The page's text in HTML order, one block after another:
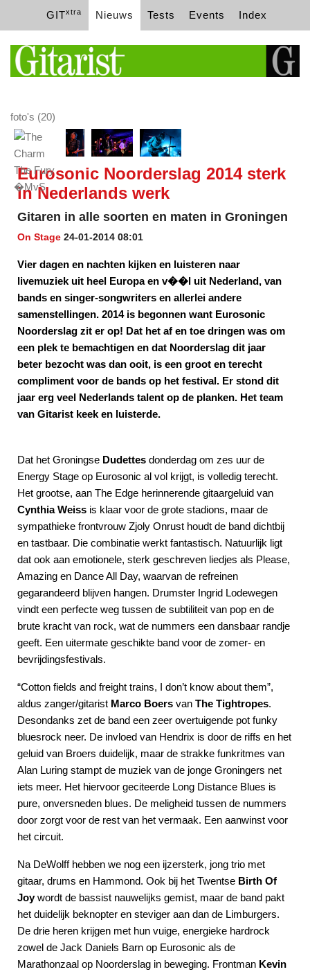
GITxtra Nieuws Tests Events Index
foto's (20)
Eurosonic Noorderslag 2014 sterk
in Nederlands werk
Gitaren in alle soorten en maten in Groningen
On Stage 24-01-2014 08:01
Vier dagen en nachten kijken en luisteren naar
livemuziek uit heel Europa en v��l uit Nederland, van
bands en singer-songwriters en allerlei andere
samenstellingen. 2014 is begonnen want Eurosonic
Noorderslag zit er op! Dat het af en toe dringen was om
een plek te bemachtigen en dat Noorderslag dit jaar
beter bezocht was dan ooit, is een groot en terecht
compliment voor de bands op het festival. Er stond dit
jaar erg veel Nederlands talent op de planken. Het team
van Gitarist keek en luisterde.
Dat het Groningse Dudettes donderdag om zes uur de
Energy Stage op Eurosonic al vol krijgt, is volledig terecht.
Het grootse, aan The Edge herinnerende gitaargeluid van
Cynthia Weiss is klaar voor de grote stadions, maar de
sympathieke frontvrouw Zjoly Onrust houdt de band dichtbij
en tastbaar. Die combinatie werkt fantastisch. Natuurlijk ligt
dat ook aan emotionele, sterk geschreven liedjes als Please,
Amazing en Dance All Day, waarvan de refreinen
gegarandeerd blijven hangen. Drumster Ingrid Lodewegen
vindt een perfecte weg tussen de subtiliteit van pop en de
brute kracht van rock, wat de nummers een dansbaar randje
geeft. Een uitermate geschikte band voor de zomer- en
bevrijdingsfestivals.
“Cotton fields and freight trains, I don’t know about them”,
aldus zanger/gitarist Marco Boers van The Tightropes.
Desondanks zet de band een zeer overtuigende pot funky
bluesrock neer. De invloed van Hendrix is door de riffs en het
geluid van Broers duidelijk, maar de strakke funkritmes van
Alan Luring stampt de muziek van de jonge Groningers net
iets meer. Het hiervoor geciteerde Long Distance Blues is
pure, onversneden blues. De meligheid tussen de nummers
door zorgt voor de rest van het vermaak. Een aanwinst voor
het circuit.
Na DeWolff hebben we nog een ijzersterk, jong trio met
gitaar, drums en Hammond. Ook bij het Twentse Birth Of
Joywordt de bassist nauwelijks gemist, maar de band pakt
het duidelijk beknopter en steviger aan dan de Limburgers.
De drie heren krijgen met hun vuige, energieke hardrock
zowel de Jack Daniels Barn op Eurosonic als de
Marathonzaal op Noorderslag in beweging. Frontman Kevin